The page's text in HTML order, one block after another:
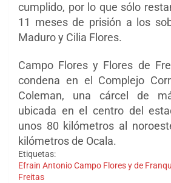
cumplido, por lo que sólo
11 meses de prisión a los
Maduro y Cilia Flores.
Campo Flores y Flores de
condena en el Complejo
Coleman, una cárcel de
ubicada en el centro del
unos 80 kilómetros al
kilómetros de Ocala.
Etiquetas:
Efrain Antonio Campo Flores y de
Freitas